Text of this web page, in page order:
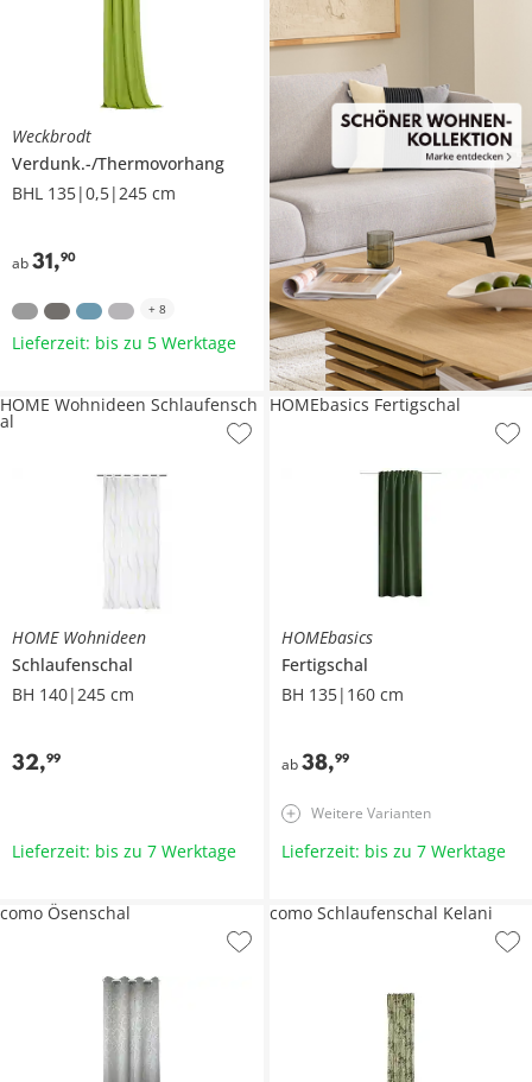
Weckbrodt
Verdunk.-/Thermovorhang
BHL 135|0,5|245 cm
ab31,90
+ 8
Lieferzeit: bis zu 5 Werktage
HOME Wohnideen
Schlaufenschal
BH 140|245 cm
32,99
HOME Wohnideen Schlaufensch
al
Lieferzeit: bis zu 7 Werktage
HOMEbasics
Fertigschal
BH 135|160 cm
ab 38,99
HOMEbasics Fertigschal
Weitere Varianten
Lieferzeit: bis zu 7 Werktage
como Ösenschal como Schlaufenschal Kelani